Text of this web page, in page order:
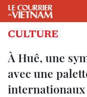
CULTURE
À Huê, une
avec une
internationaux